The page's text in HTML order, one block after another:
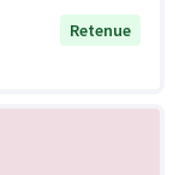
Retenue